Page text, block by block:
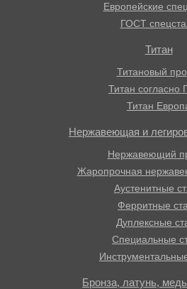
Европейские
ГОСТ
Титан
Титановый
Титан согласно
Титан
Нержавеющая и
Нержавеющий
Жаропрочная
Аустенитные
Ферритные
Дуплексные
Специальные
Бронза, латунь,